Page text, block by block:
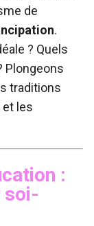
de
.
? Quels
Plongeons
traditions
et les
:
soi-